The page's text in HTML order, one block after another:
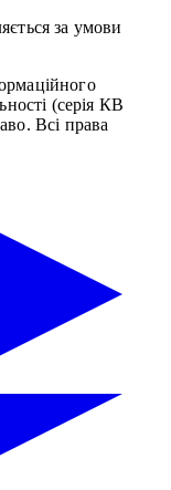
за умови
(серія КВ
Всі права